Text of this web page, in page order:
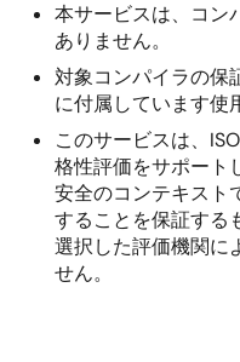
本サービスは、コン
ありません。
対象コンパイラの保
に付属しています使
このサービスは、
格性評価をサポート
安全のコンテキスト
することを保証する
選択した評価機関に
せん。